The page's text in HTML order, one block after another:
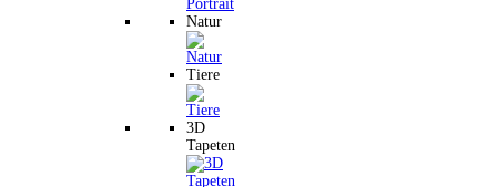
Natur
Tiere
3D
Tapeten